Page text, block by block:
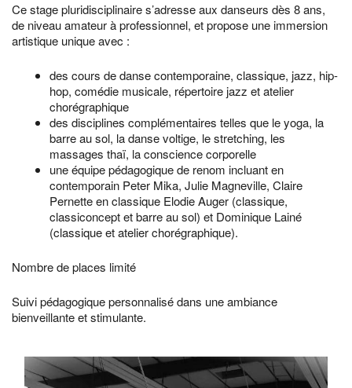
Ce stage pluridisciplinaire s’adresse aux danseurs dès 8 ans,
de niveau amateur à professionnel, et propose une immersion
artistique unique avec :
des cours de danse contemporaine, classique, jazz, hip-
hop, comédie musicale, répertoire jazz et atelier
chorégraphique
des disciplines complémentaires telles que le yoga, la
barre au sol, la danse voltige, le stretching, les
massages thaï, la conscience corporelle
une équipe pédagogique de renom incluant en
contemporain Peter Mika, Julie Magneville, Claire
Pernette en classique Elodie Auger (classique,
classiconcept et barre au sol) et Dominique Lainé
(classique et atelier chorégraphique).
Nombre de places limité
Suivi pédagogique personnalisé dans une ambiance
bienveillante et stimulante.